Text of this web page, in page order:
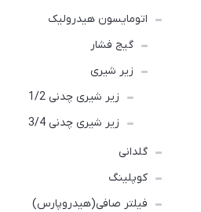
اتومایسون هیدرولیک
گیج فشار
زیر شیری
زیر شیری چدنی 1/2
زیر شیری چدنی 3/4
گلدانی
کوپلینگ
فیلتر صافی(هیدروپارس)